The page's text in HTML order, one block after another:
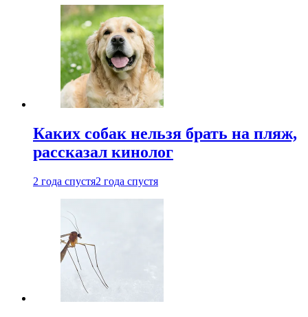
Каких собак нельзя брать на пляж,
рассказал кинолог
2 года спустя2 года спустя